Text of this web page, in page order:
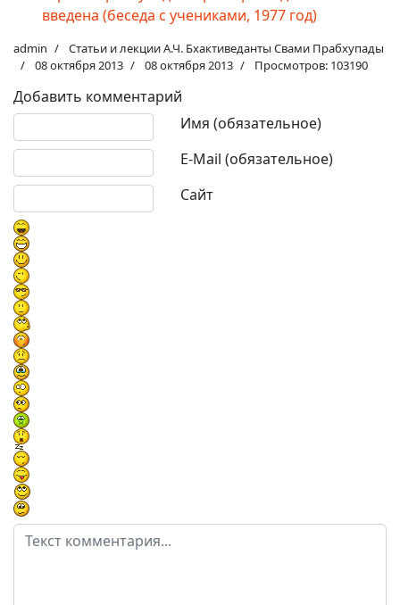
введена (беседа с учениками, 1977 год)
admin
Статьи и лекции А.Ч. Бхактиведанты Свами Прабхупады
08 октября 2013
08 октября 2013 Просмотров: 103190
Добавить комментарий
Имя (обязательное)
E-Mail (обязательное)
Сайт
Текст комментария